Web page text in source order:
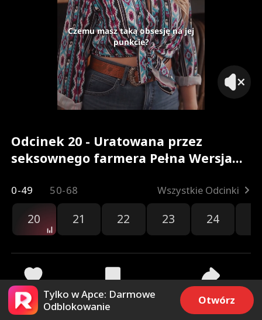
Czemu masz taką obsesję na jej
punkcie?
Odcinek 20 - Uratowana przez
seksownego farmera Pełna Wersja
0-49 50-68 Wszystkie Odcinki
20 21 22 23 24
597 8.9k Udostępnij
Tylko w Apce: Darmowe
Odblokowanie
Otwórz